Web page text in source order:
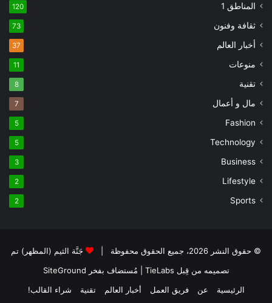
المناطق 1 120
ثقافة وفنون 73
أخبار العالم 37
منوعات 11
تقنية 8
مال و أعمال 7
Fashion
5
Technology
5
Business
3
Lifestyle
2
Sports
2
© حقوق النشر 2026، جميع الحقوق محفوظة |
جَنَّة الثيم (المظهر) تم
تصميمه من قِبل TieLabs
| مُستضاف بفخر SiteGround
الرئيسية
عن فريق العمل أخبار العالم تقنية شراء القالب!